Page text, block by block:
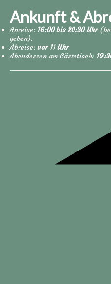
Ankunft &
Anreise: 16:00 bis 20:30 Uhr
geben).
Abreise: vor 11 Uhr
Abendessen am Gästetisch: